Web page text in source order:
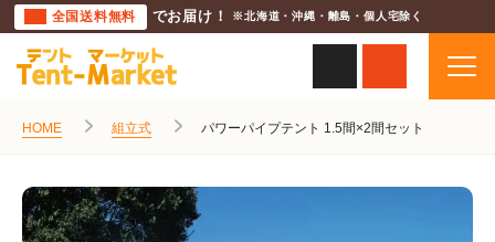
全国送料無料 でお届け！ ※北海道・沖縄・離島・個人宅除く
HOME 組立式 パワーパイプテント 1.5間×2間セット